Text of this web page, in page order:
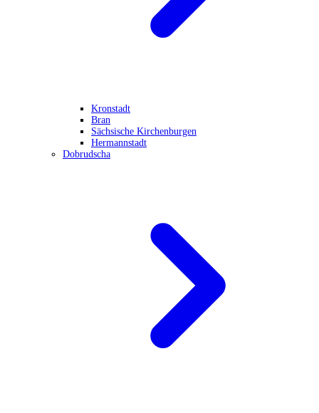
Kronstadt
Bran
Sächsische Kirchenburgen
Hermannstadt
Dobrudscha